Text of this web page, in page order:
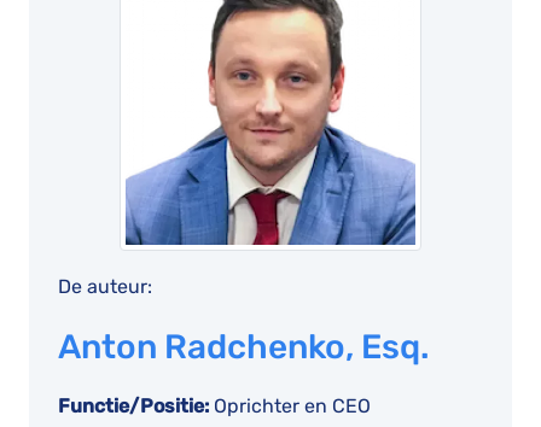
De auteur:
Anton Radchenko, Esq.
Functie/Positie: Oprichter en CEO